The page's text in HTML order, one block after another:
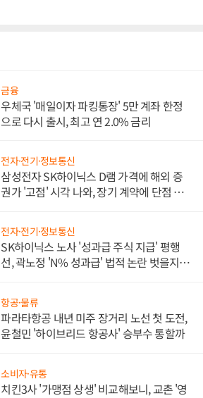
금융
우체국 '매일이자 파킹통장' 5만 계좌 한정
으로 다시 출시, 최고 연 2.0% 금리
전자·전기·정보통신
삼성전자 SK하이닉스 D램 가격에 해외 증
권가 '고점' 시각 나와, 장기 계약에 단점 부
전자·전기·정보통신
SK하이닉스 노사 '성과급 주식 지급' 평행
선, 곽노정 'N% 성과급' 법적 논란 벗을지 주
항공·물류
파라타항공 내년 미주 장거리 노선 첫 도전,
윤철민 '하이브리드 항공사' 승부수 통할까
소비자·유통
치킨3사 '가맹점 상생' 비교해보니, 교촌 '영